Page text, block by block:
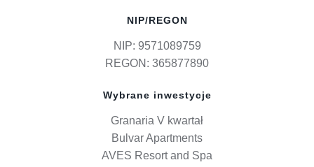
NIP/REGON
NIP: 9571089759
REGON: 365877890
Wybrane inwestycje
Granaria V kwartał
Bulvar Apartments
AVES Resort and Spa